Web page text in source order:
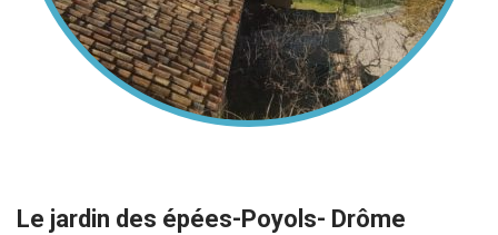
Le jardin des épées-Poyols- Drôme